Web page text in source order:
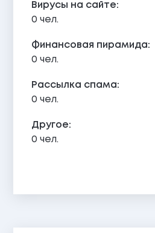
Вирусы на сайте:
0 чел.
Финансовая пирамида:
0 чел.
Рассылка спама:
0 чел.
Другое:
0 чел.